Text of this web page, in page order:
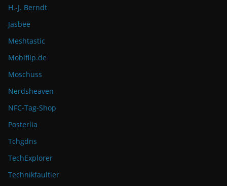
H.-J. Berndt
Jasbee
Meshtastic
Mobiflip.de
Moschuss
Nerdsheaven
NFC-Tag-Shop
Posterlia
Tchgdns
TechExplorer
Technikfaultier